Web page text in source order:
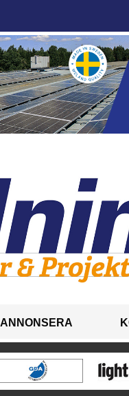
ANNONSERA